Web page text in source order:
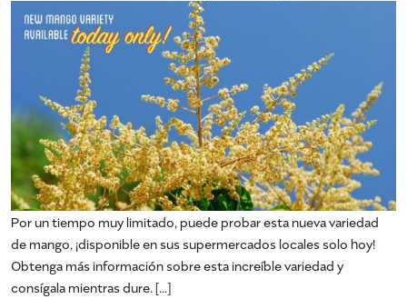
Por un tiempo muy limitado, puede probar esta nueva variedad
de mango, ¡disponible en sus supermercados locales solo hoy!
Obtenga más información sobre esta increíble variedad y
consígala mientras dure. […]